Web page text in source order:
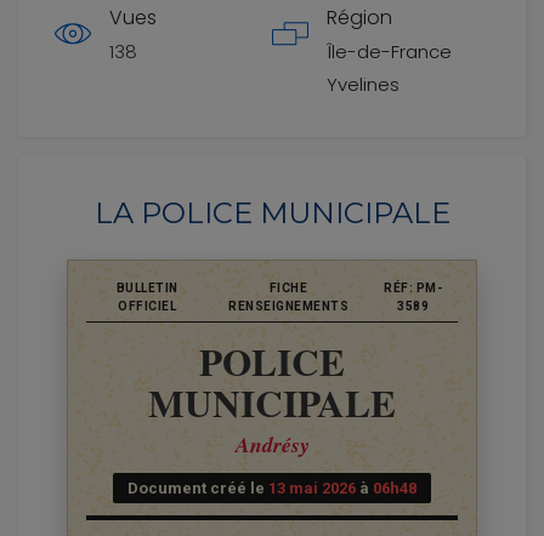
Vues
138
Région
Île-de-France
Yvelines
LA POLICE MUNICIPALE
BULLETIN
OFFICIEL
FICHE
RENSEIGNEMENTS
RÉF: PM-
3589
POLICE
MUNICIPALE
Andrésy
Document créé le 13 mai 2026 à 06h48